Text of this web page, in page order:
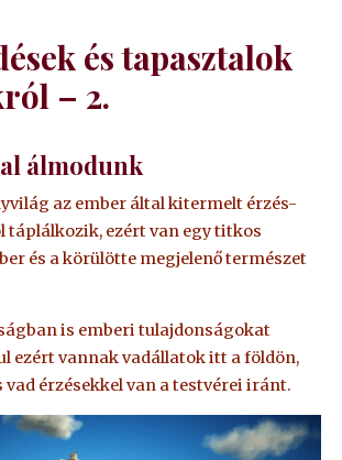
és tapasztalok
– 2.
álmodunk
az ember által kitermelt érzés-
táplálkozik, ezért van egy titkos
és a körülötte megjelenő természet
is emberi tulajdonságokat
ezért vannak vadállatok itt a földön,
vad érzésekkel van a testvérei iránt.